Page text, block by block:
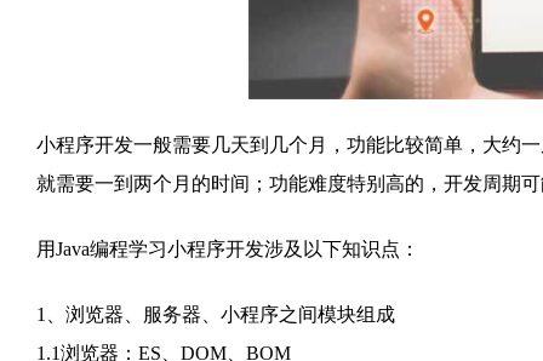
小程序开发一般需要几天到几个月，功能比较简单，大约
就需要一到两个月的时间；功能难度特别高的，开发周期
用Java编程学习小程序开发涉及以下知识点：
1、浏览器、服务器、小程序之间模块组成
1.1浏览器：ES、DOM、BOM